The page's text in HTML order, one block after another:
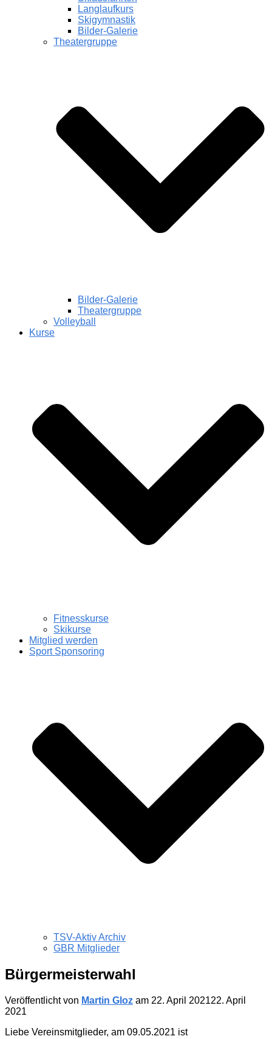
Langlaufkurs
Skigymnastik
Bilder-Galerie
Theatergruppe
Bilder-Galerie
Theatergruppe
Volleyball
Kurse
Fitnesskurse
Skikurse
Mitglied werden
Sport Sponsoring
TSV-Aktiv Archiv
GBR Mitglieder
Bürgermeisterwahl
Veröffentlicht von Martin Gloz am 22. April 202122. April
2021
Liebe Vereinsmitglieder, am 09.05.2021 ist